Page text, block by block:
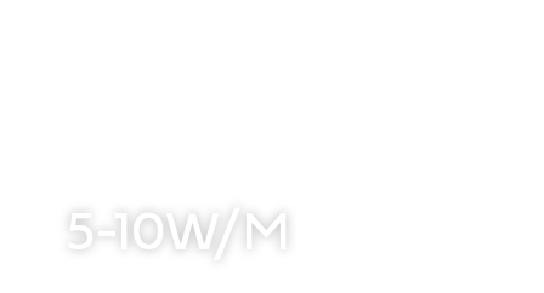
5-10W/M